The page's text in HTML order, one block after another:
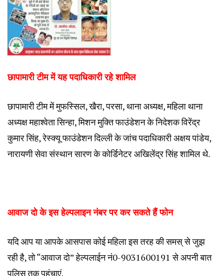
छापामारी टीम में यह पदाधिकारी रहे शामिल
छापामारी टीम में मुफस्सिल, खैरा, परसा, थाना अध्यक्ष, महिला थाना
अध्यक्ष महाश्वेता सिन्हा, मिशन मुक्ति फाउंडेशन के निदेशक विरेंद्र
कुमार सिंह, रेस्क्यू फाउंडेशन दिल्ली के जांच पदाधिकारी अक्षय पांडेय,
नारायणी सेवा संस्थान सारण के कोर्डिनेटर अखिलेंद्र सिंह शामिल थे.
आवाज दो के इस हेल्पलाइन नंबर पर कर सकते हैं फोन
यदि आप या आपके आसपास कोई महिला इस तरह की समस् से जुझ
रही है, तो “आवाज दो” हेल्पलाईन नं0-9031600191 से अपनी बात
पुलिस तक पहुंचाएं.